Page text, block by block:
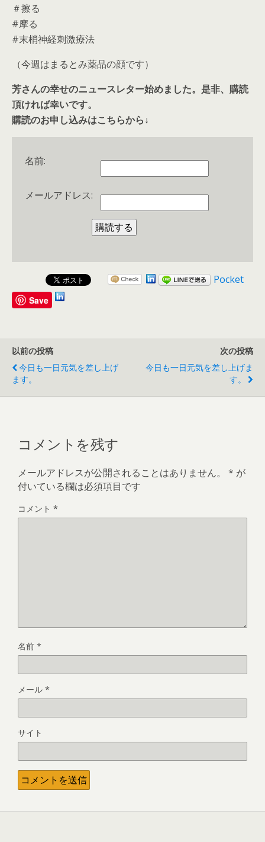
＃擦る
#摩る
#末梢神経刺激療法
（今週はまるとみ薬品の顔です）
芳さんの幸せのニュースレター始めました。是非、購読
頂ければ幸いです。
購読のお申し込みはこちらから↓
名前:
メールアドレス:
Pocket
Save
以前の投稿
今日も一日元気を差し上げ
ます。
次の投稿
今日も一日元気を差し上げま
す。
コメントを残す
メールアドレスが公開されることはありません。 * が
付いている欄は必須項目です
コメント *
名前 *
メール *
サイト